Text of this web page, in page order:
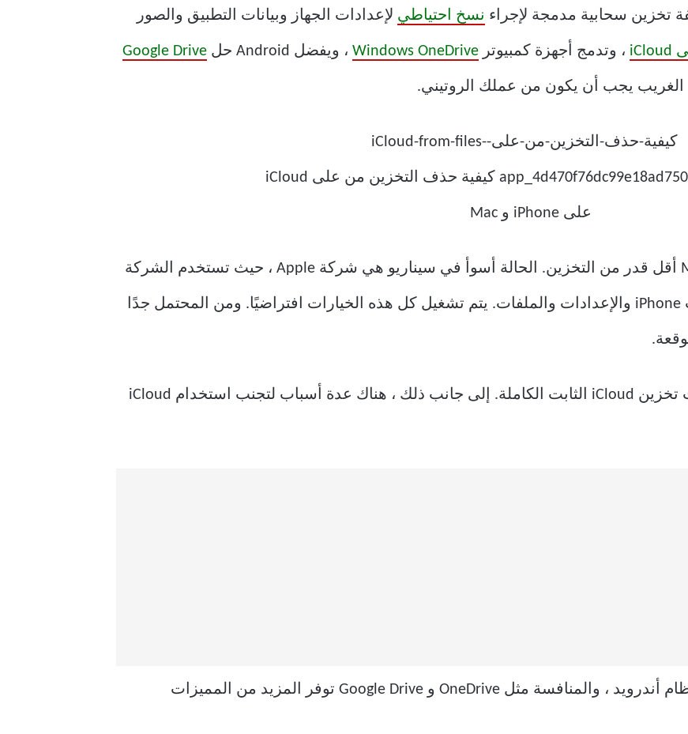
تخزين سحابية مدمجة لإجراء نسخ احتياطي لإعدادات الجهاز وبيانات التطبيق والصور
، وتدمج أجهزة كمبيوتر Windows OneDrive ، ويفضل Android حل Google Drive
الغريب يجب أن يكون من عملك الروتيني.
افتراضيًا ، توفر كل من Apple و Microsoft أقل قدر من التخزين. الحالة أسوأ في سيناريو هي شركة Apple ، حيث تستخدم الشركة
مساحة تخزين 5 جيجابايت لدعم تطبيقات iPhone والإعدادات والملفات. يتم تشغيل كل هذه الخيارات افتراضيًا. ومن المحتمل جدًا
كمستخدم جديد ، قد تتضايق من مطالبات تخزين iCloud الثابت الكاملة. إلى جانب ذلك ، هناك عدة أسباب لتجنب استخدام iCloud
السبب الأول هو عدم توفر iCloud على نظام أندرويد ، والمنافسة مثل OneDrive و Google Drive توفر المزيد من المميزات